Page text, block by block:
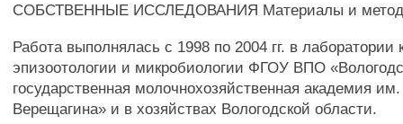
СОБСТВЕННЫЕ ИССЛЕДОВАНИЯ Материалы и
Работа выполнялась с 1998 по 2004 гг. в
эпизоотологии и микробиологии ФГОУ ВПО
государственная молочнохозяйственная академия
Верещагина» и в хозяйствах Вологодской области.